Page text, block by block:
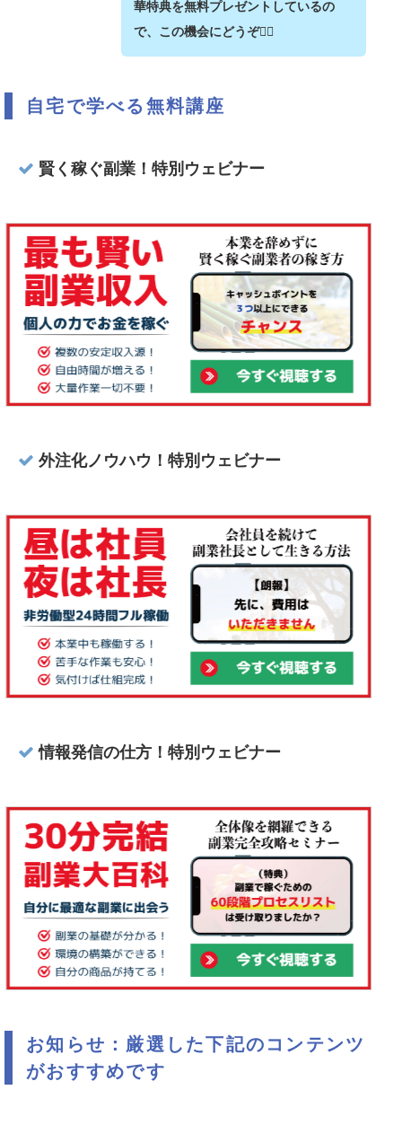
華特典を無料プレゼントしているの
で、この機会にどうぞ💁‍♂️
自宅で学べる無料講座
賢く稼ぐ副業！特別ウェビナー
外注化ノウハウ！特別ウェビナー
情報発信の仕方！特別ウェビナー
お知らせ：厳選した下記のコンテンツ
がおすすめです